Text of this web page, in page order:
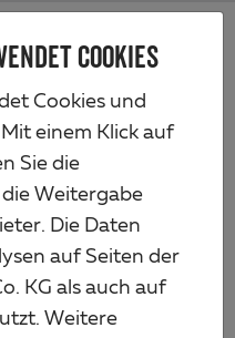
COOKIES
Cookies und
einem Klick auf
Sie die
Weitergabe
Die Daten
auf Seiten der
KG als auch auf
Weitere